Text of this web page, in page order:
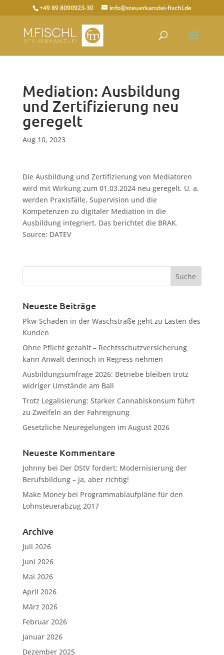
+49 89 8090923-30 info@steuerkanzlei-fischl.de
Mediation: Ausbildung
und Zertifizierung neu
geregelt
Aug 10, 2023
Die Ausbildung und Zertifizierung von Mediatoren
wird mit Wirkung zum 01.03.2024 neu geregelt. U. a.
werden Praxisfälle, Supervision und die
Kompetenzen zu digitaler Mediation in die
Ausbildung integriert. Das berichtet die BRAK.
Source: DATEV
Neueste Beiträge
Pkw-Schaden in der Waschstraße geht zu Lasten des
Kunden
Ohne Pflicht gezahlt – Rechtsschutzversicherung
kann Anwalt dennoch in Regress nehmen
Ausbildungsumfrage 2026: Betriebe bleiben trotz
widriger Umstände am Ball
Trotz Legalisierung: Starker Cannabiskonsum führt
zu Zweifeln an der Fahreignung
Gesetzliche Neuregelungen im August 2026
Neueste Kommentare
Johnnybei Der DStV fordert: Modernisierung der
Berufsbildung – ja, aber richtig!
Make Moneybei Programmablaufpläne für den
Lohnsteuerabzug 2017
Archive
Juli 2026
Juni 2026
Mai 2026
April 2026
März 2026
Februar 2026
Januar 2026
Dezember 2025